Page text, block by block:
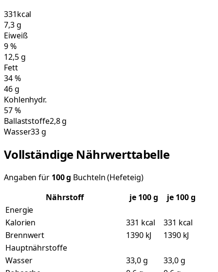
331kcal
7,3g
Eiweiß
9%
12,5g
Fett
34%
46g
Kohlenhydr.
57%
Ballaststoffe2,8 g
Wasser33 g
Vollständige Nährwerttabelle
Angaben für 100g Buchteln (Hefeteig)
Nährstoff
je 100g
je 100 g
Energie
Kalorien
331 kcal
331 kcal
Brennwert
1390 kJ
1390 kJ
Hauptnährstoffe
Wasser
33,0 g
33,0 g